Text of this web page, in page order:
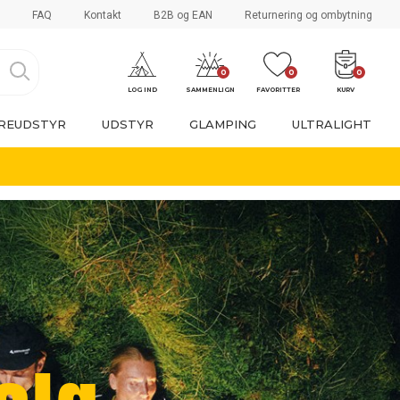
FAQ Kontakt B2B og EAN Returnering og ombytning
LOG IND
0
SAMMENLIGN
0
FAVORITTER
0
KURV
UDSTYR GLAMPING ULTRALIGHT